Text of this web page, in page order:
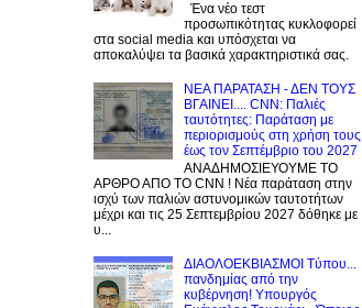
Ένα νέο τεστ
προσωπικότητας κυκλοφορεί
στα social media και υπόσχεται να
αποκαλύψει τα βασικά χαρακτηριστικά σας.
NEA ΠΑΡΑΤΑΣΗ - ΔΕΝ ΤΟΥΣ
ΒΓΑΙΝΕΙ.... CNN: Παλιές
ταυτότητες: Παράταση με
περιορισμούς στη χρήση τους
έως τον Σεπτέμβριο του 2027
ΑΝΑΔΗΜΟΣΙΕΥΟΥΜΕ ΤΟ
ΑΡΘΡΟ ΑΠΟ ΤΟ CNN ! Νέα παράταση στην
ισχύ των παλιών αστυνομικών ταυτοτήτων
μέχρι και τις 25 Σεπτεμβρίου 2027 δόθηκε με
υ...
ΔΙΑΟΛΟΕΚΒΙΑΣΜΟΙ Tύπου...
πανδημίας από την
κυβέρνηση! Υπουργός